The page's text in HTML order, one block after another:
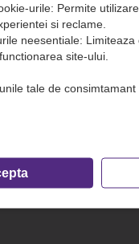
urile: Permite
si reclame.
neesentiale:
site-ului.
tale de